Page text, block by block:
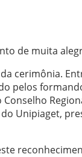
de muita
cerimônia.
pelos
Unipiaget,